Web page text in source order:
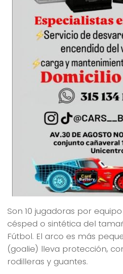
Son 10 jugadoras por
césped o sintética del
Fútbol. El arco es más
(goalie) lleva protección,
rodilleras y guantes.